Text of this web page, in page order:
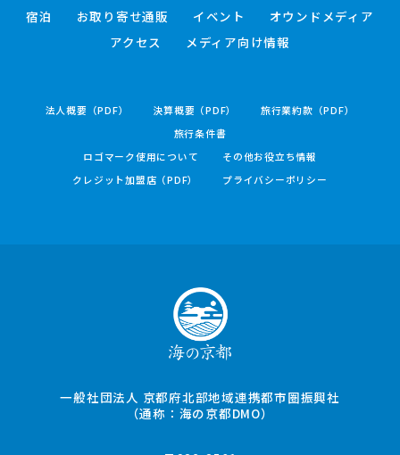
宿泊
お取り寄せ通販 イベント
オウンドメディア
アクセス
メディア向け情報
法人概要（PDF） 決算概要（PDF）
旅行業約款（PDF）
旅行条件書
ロゴマーク使用について
その他お役立ち情報
クレジット加盟店（PDF）
プライバシーポリシー
一般社団法人 京都府北部地域連携都市圏振興社
（通称：海の京都DMO）